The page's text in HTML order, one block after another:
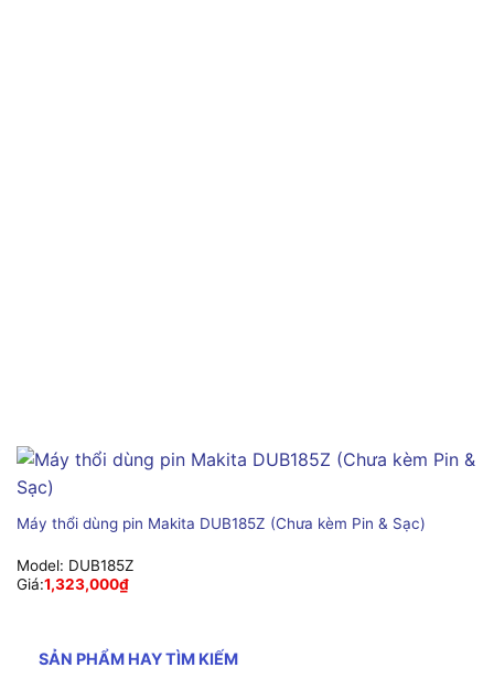
Máy thổi dùng pin Makita DUB185Z (Chưa kèm Pin & Sạc)
Model: DUB185Z
Giá:1,323,000₫
SẢN PHẨM HAY TÌM KIẾM